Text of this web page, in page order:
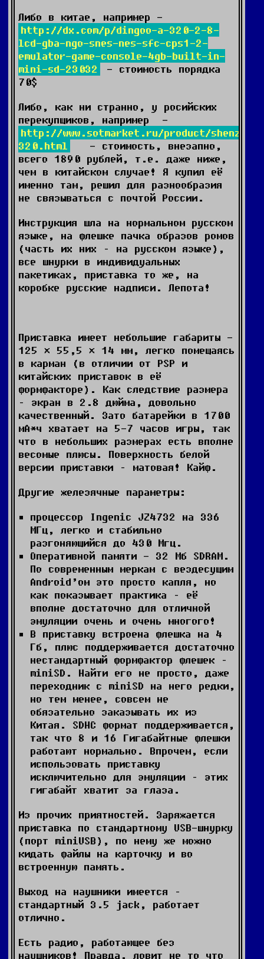
Либо в китае, например -
http://dx.com/p/dingoo-a-320-2-8-
lcd-gba-ngo-snes-nes-sfc-cps1-2-
emulator-game-console-4gb-built-in-
mini-sd-23032
- стоимость порядка
70$
Либо, как ни странно, у росийских
перекупщиков, например -
http://www.sotmarket.ru/product/
320.html
- стоимость, внезапно,
всего 1890 рублей, т.е. даже ниже,
чем в китайском случае! Я купил её
именно там, решил для разнообразия
не связываться с почтой России.
Инструкция шла на нормальном русском
языке, на флешке пачка образов ромов
(часть их них – на русском языке),
все шнурки в индивидуальных
пакетиках, приставка то же, на
коробке русские надписи. Лепота!
Приставка имеет небольшие габариты -
125 × 55,5 × 14 мм, легко помещаясь
в карман (в отличии от PSP и
китайских приставок в её
формфакторе). Как следствие размера
– экран в 2.8 дюйма, довольно
качественный. Зато батарейки в 1700
мА*ч хватает на 5-7 часов игры, так
что в небольших размерах есть вполне
весомые плюсы. Поверхность белой
версии приставки – матовая! Кайф.
Другие железячные параметры:
процессор Ingenic JZ4732 на 336
МГц, легко и стабильно
разгоняющийся до 430 Мгц.
Оперативной памяти - 32 Мб SDRAM.
По современным меркам с вездесущим
Android’ом это просто капля, но
как показывает практика – её
вполне достаточно для отличной
эмуляции очень и очень многого!
В приставку встроена флешка на 4
Гб, плюс поддерживается достаточно
нестандартный формфактор флешек –
miniSD. Найти его не просто, даже
переходник с miniSD на него редки,
но тем менее, совсем не
обязательно заказывать их из
Китая. SDHC формат поддерживается,
так что 8 и 16 Гигабайтные флешки
работают нормально. Впрочем, если
использовать приставку
исключительно для эмуляции – этих
гигабайт хватит за глаза.
Из прочих приятностей. Заряжается
приставка по стандартному USB-шнурку
(порт miniUSB), по нему же можно
кидать файлы на карточку и во
встроенную память.
Выход на наушники имеется –
стандартный 3.5 jack, работает
отлично.
Есть радио, работающее без
наушников! Правда, ловит не то что